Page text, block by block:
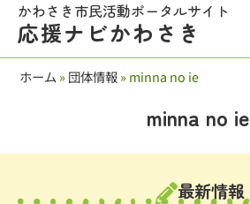
かわさき市民活動ポータルサイト
応援ナビかわさき
ホーム »団体情報»minna no ie
minna no ie
最新情報